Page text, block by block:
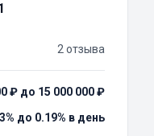
2 отзыва
₽ до 15 000 000 ₽
до 0.19% в день